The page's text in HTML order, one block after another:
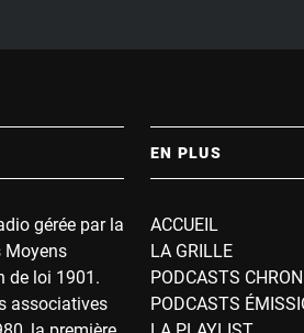
gérée par la
Moyens
de loi 1901.
associatives
EN PLUS
ACCUEIL
LA GRILLE
PODCASTS
PODCASTS